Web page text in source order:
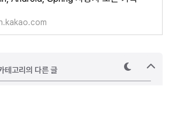
고리의 다른 글
테
마
상
단